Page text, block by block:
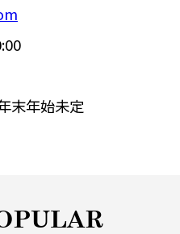
末年始未定